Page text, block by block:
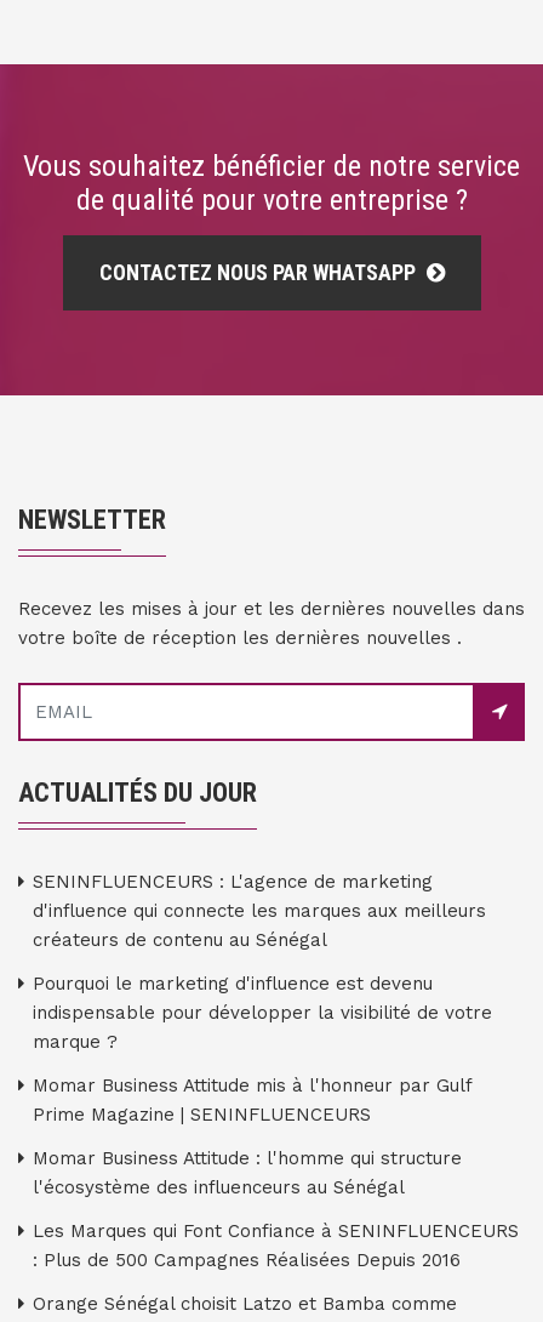
Vous souhaitez bénéficier de notre service
de qualité pour votre entreprise ?
CONTACTEZ NOUS PAR WHATSAPP
NEWSLETTER
Recevez les mises à jour et les dernières nouvelles dans
votre boîte de réception les dernières nouvelles .
ACTUALITÉS DU JOUR
SENINFLUENCEURS : L'agence de marketing
d'influence qui connecte les marques aux meilleurs
créateurs de contenu au Sénégal
Pourquoi le marketing d'influence est devenu
indispensable pour développer la visibilité de votre
marque ?
Momar Business Attitude mis à l'honneur par Gulf
Prime Magazine | SENINFLUENCEURS
Momar Business Attitude : l'homme qui structure
l'écosystème des influenceurs au Sénégal
Les Marques qui Font Confiance à SENINFLUENCEURS
: Plus de 500 Campagnes Réalisées Depuis 2016
Orange Sénégal choisit Latzo et Bamba comme